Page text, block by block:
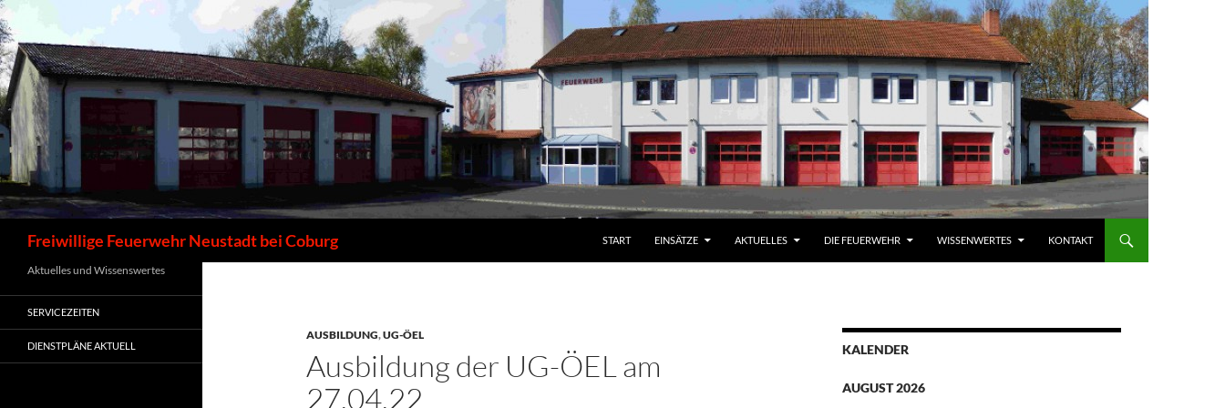
Zum
Inhalt
springen
Freiwillige Feuerwehr Neustadt bei Coburg START EINSÄTZE AKTUELLES DIE FEUERWEHR WISSENWERTES KONTAKT
AUSBILDUNG,UG-ÖEL
Ausbildung der UG-ÖEL am
27.04.22
KALENDER
AUGUST 2026
Aktuelles und Wissenswertes
SERVICEZEITEN
DIENSTPLÄNE AKTUELL